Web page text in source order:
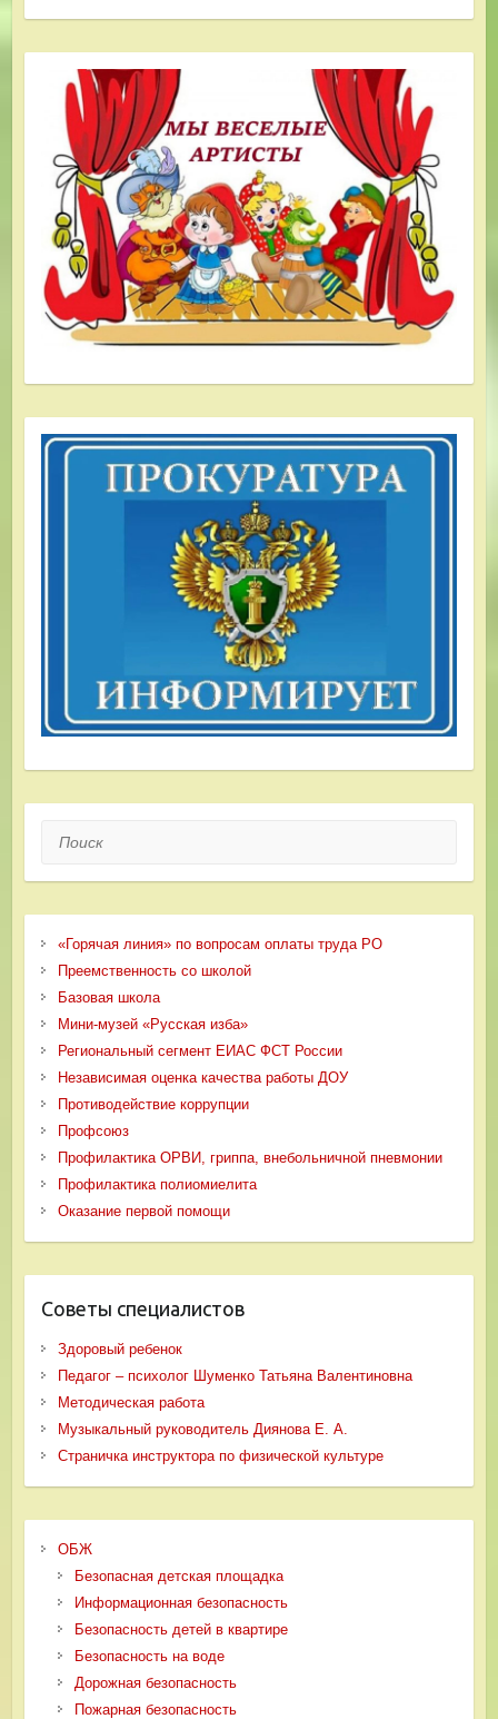
Поиск
«Горячая линия» по вопросам оплаты труда РО
Преемственность со школой
Базовая школа
Мини-музей «Русская изба»
Региональный сегмент ЕИАС ФСТ России
Независимая оценка качества работы ДОУ
Противодействие коррупции
Профсоюз
Профилактика ОРВИ, гриппа, внебольничной пневмонии
Профилактика полиомиелита
Оказание первой помощи
Советы специалистов
Здоровый ребенок
Педагог – психолог Шуменко Татьяна Валентиновна
Методическая работа
Музыкальный руководитель Диянова Е. А.
Страничка инструктора по физической культуре
ОБЖ
Безопасная детская площадка
Информационная безопасность
Безопасность детей в квартире
Безопасность на воде
Дорожная безопасность
Пожарная безопасность